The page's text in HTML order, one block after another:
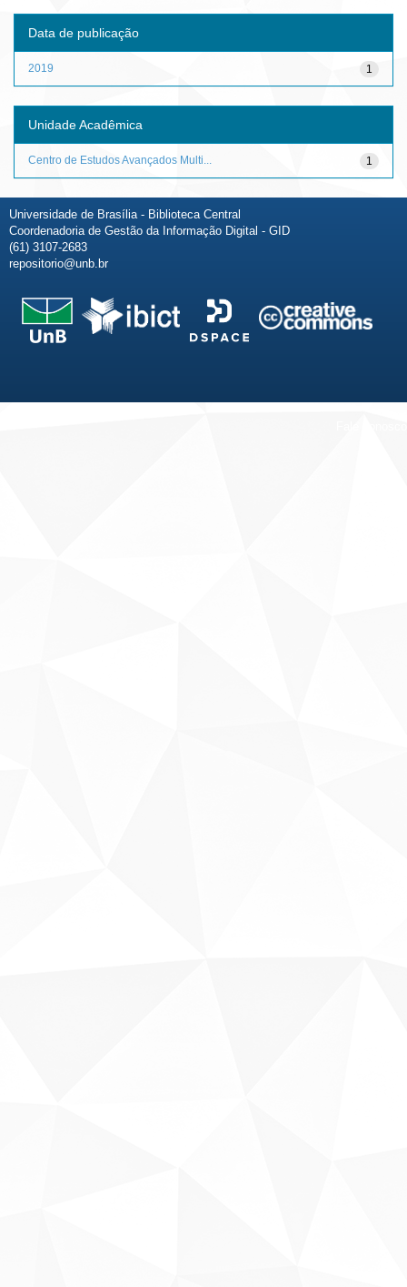
Data de publicação
1
2019
Unidade Acadêmica
1
Centro de Estudos Avançados Multi...
Universidade de Brasília - Biblioteca Central
Coordenadoria de Gestão da Informação Digital - GID
(61) 3107-2683
repositorio@unb.br